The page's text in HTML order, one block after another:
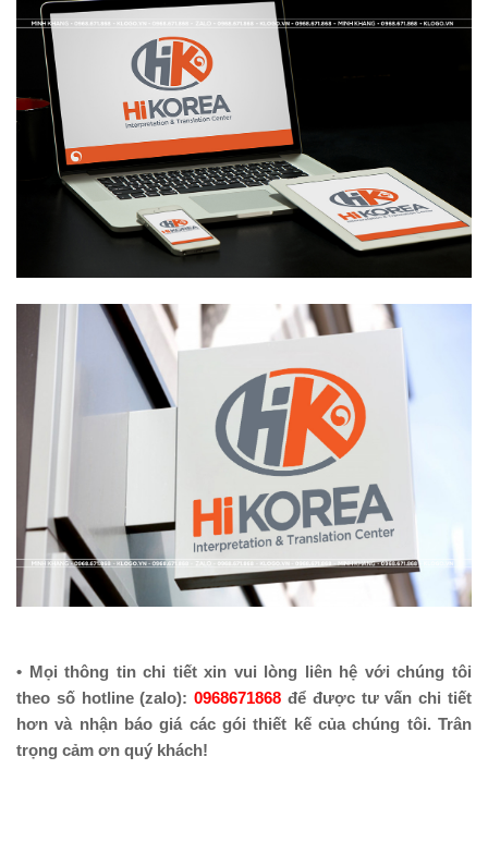
• Mọi thông tin chi tiết xin vui lòng liên hệ với chúng tôi
theo số hotline (zalo): 0968671868 để được tư vấn chi tiết
hơn và nhận báo giá các gói thiết kế của chúng tôi. Trân
trọng cảm ơn quý khách!